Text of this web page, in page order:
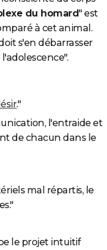
du homard" est
à cet animal.
s'en débarrasser
."
l'entraide et
de chacun dans le
mal répartis, le
le projet intuitif